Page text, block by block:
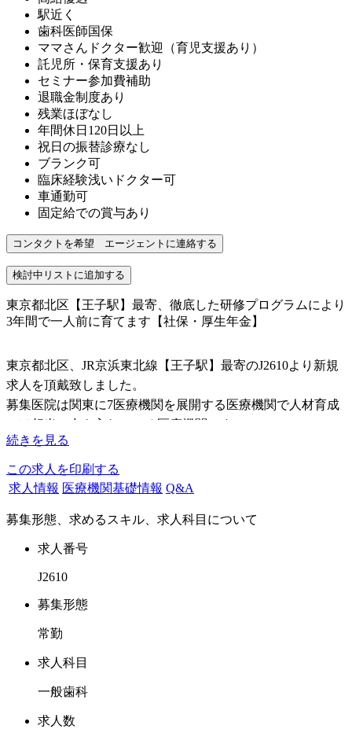
駅近く
歯科医師国保
ママさんドクター歓迎（育児支援あり）
託児所・保育支援あり
セミナー参加費補助
退職金制度あり
残業ほぼなし
年間休日120日以上
祝日の振替診療なし
ブランク可
臨床経験浅いドクター可
車通勤可
固定給での賞与あり
東京都北区【王子駅】最寄、徹底した研修プログラムにより
3年間で一人前に育てます【社保・厚生年金】
東京都北区、JR京浜東北線【王子駅】最寄のJ2610より新規
求人を頂戴致しました。
募集医院は関東に7医療機関を展開する医療機関で人材育成
には相当の力を入れている医療機関です。
入職1年目
１）社会人マナーセミナー
３）臨床実技セミナー
４）コンサルテーションセミナー
入職2年目
１）総合診断マスターコース
３）インプラントコース（ベーシック）
４）医院システムコース
入職3年目
１）インプラントコース（アドバンス）
続きを見る
この求人を印刷する
求人情報 医療機関基礎情報 Q&A
募集形態、求めるスキル、求人科目について
求人番号
J2610
募集形態
常勤
求人科目
一般歯科
求人数